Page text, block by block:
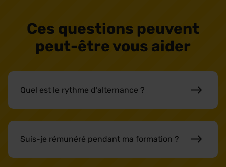
Ces questions peuvent
peut-être vous aider
Quel est le rythme d’alternance ?
Suis-je rémunéré pendant ma formation ?